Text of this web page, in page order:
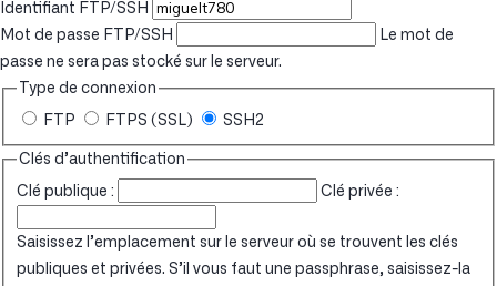
Identifiant FTP/SSH
Mot de passe FTP/SSH
Le mot de
passe ne sera pas stocké sur le serveur.
Type de connexion
FTP FTPS (SSL) SSH2
Clés d’authentification
Clé publique : Clé privée :
Saisissez l’emplacement sur le serveur où se trouvent les clés
publiques et privées. S’il vous faut une passphrase, saisissez-la